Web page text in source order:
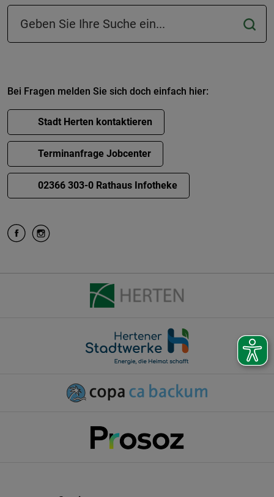
Suchfeld in der Fußzeile
Bei Fragen melden Sie sich doch einfach hier:
Stadt Herten kontaktieren
Terminanfrage Jobcenter
02366 303-0 Rathaus Infotheke